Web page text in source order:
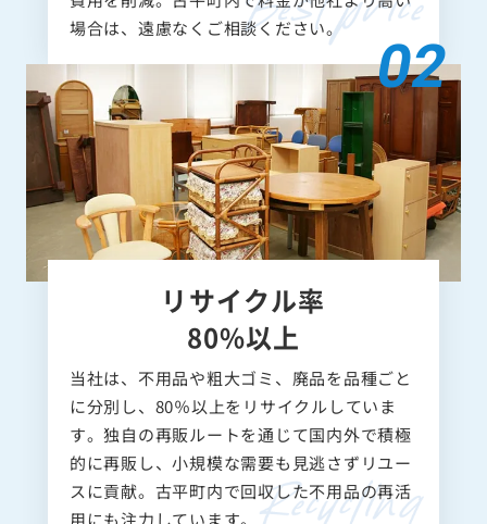
費用を削減。古平町内で料金が他社より高い
場合は、遠慮なくご相談ください。
リサイクル率
80%以上
当社は、不用品や粗大ゴミ、廃品を品種ごと
に分別し、80％以上をリサイクルしていま
す。独自の再販ルートを通じて国内外で積極
的に再販し、小規模な需要も見逃さずリユー
スに貢献。古平町内で回収した不用品の再活